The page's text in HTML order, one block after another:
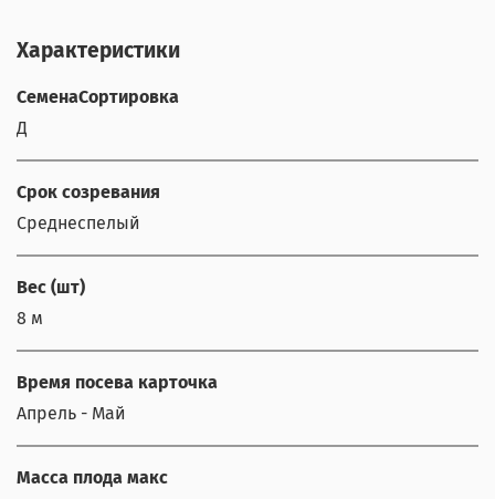
Характеристики
СеменаСортировка
Д
Срок созревания
Среднеспелый
Вес (шт)
8 м
Время посева карточка
Апрель - Май
Масса плода макс